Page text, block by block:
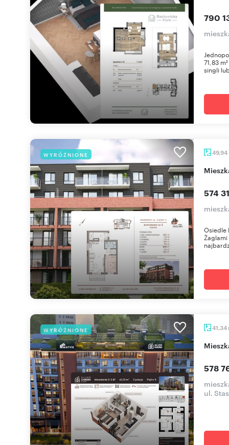
790
71,83
singli
WYRÓŻNIONE 49,94
574
Osiedle
WYRÓŻNIONE 41,34
578
ul.